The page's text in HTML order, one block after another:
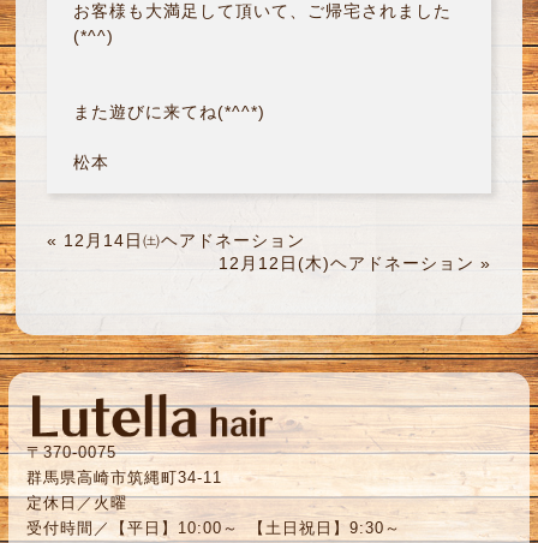
お客様も大満足して頂いて、ご帰宅されました
(*^^)
また遊びに来てね(*^^*)
松本
« 12月14日㈯ヘアドネーション
12月12日(木)ヘアドネーション »
〒370-0075
群馬県高崎市筑縄町34-11
定休日／火曜
受付時間／【平日】10:00～ 【土日祝日】9:30～